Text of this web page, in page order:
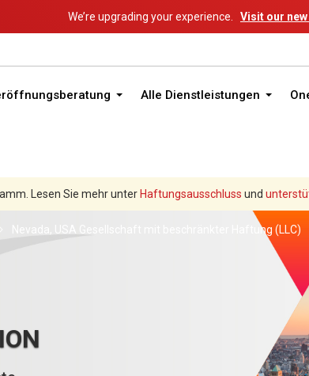
We’re upgrading your experience. Visit our
Alle Dienstleistungen
Lesen Sie mehr unter Haftungsausschluss und
Nevada, USA Gesellschaft mit beschränkter Haftung (LLC)